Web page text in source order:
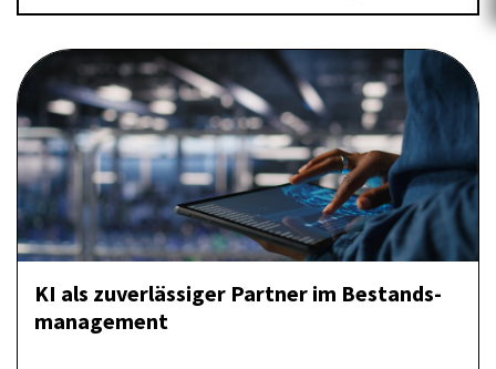
KI als zuverlässiger Partner im Bestands­
management